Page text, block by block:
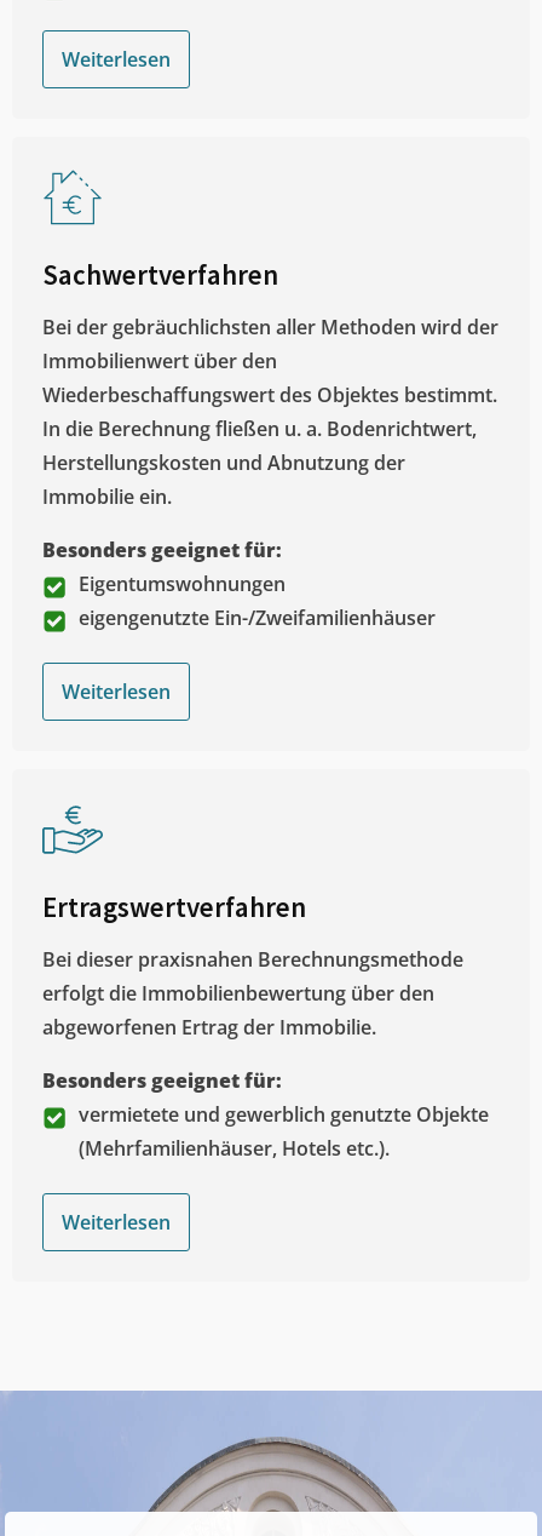
Weiterlesen
Sachwertverfahren
Bei der gebräuchlichsten aller Methoden wird der
Immobilienwert über den
Wiederbeschaffungswert des Objektes bestimmt.
In die Berechnung fließen u. a. Bodenrichtwert,
Herstellungskosten und Abnutzung der
Immobilie ein.
Besonders geeignet für:
Eigentumswohnungen
eigengenutzte Ein-/Zweifamilienhäuser
Weiterlesen
Ertragswertverfahren
Bei dieser praxisnahen Berechnungsmethode
erfolgt die Immobilienbewertung über den
abgeworfenen Ertrag der Immobilie.
Besonders geeignet für:
vermietete und gewerblich genutzte Objekte
(Mehrfamilienhäuser, Hotels etc.).
Weiterlesen